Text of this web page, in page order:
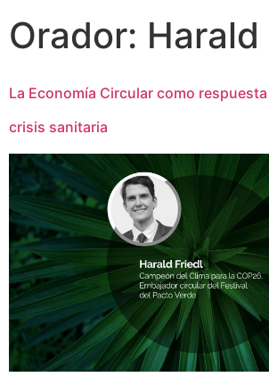
Orador:
La Economía Circular como
crisis sanitaria